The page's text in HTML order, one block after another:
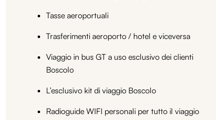
Tasse aeroportuali
Trasferimenti aeroporto / hotel e viceversa
Viaggio in bus GT a uso esclusivo dei clienti
Boscolo
L’esclusivo kit di viaggio Boscolo
Radioguide WIFI personali per tutto il viaggio